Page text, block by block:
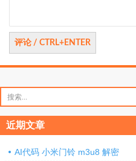
索：
近期文章
AI代码 小米门铃 m3u8 解密